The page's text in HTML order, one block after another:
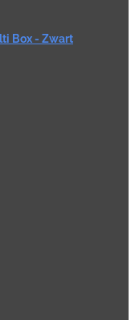
Box - Zwart